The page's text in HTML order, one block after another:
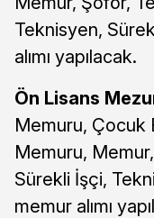
Teknisyen,
alımı yapılacak.
Ön Lisans
Memuru, Çocuk
Memuru,
Sürekli İşçi,
memur alımı